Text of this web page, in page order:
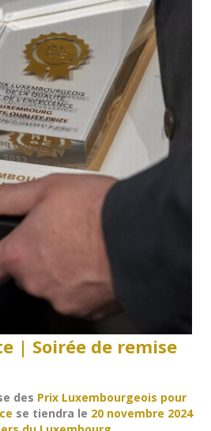
| Soirée de remise
des Prix Luxembourgeois pour
se tiendra le 20 novembre 2024